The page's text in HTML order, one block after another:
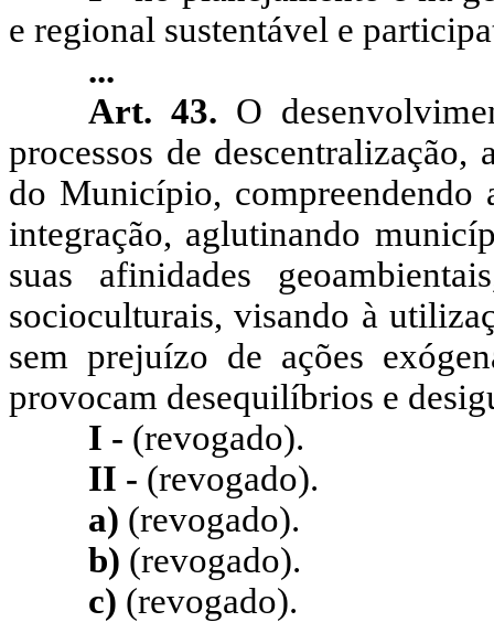
e regional sustentável e
...
Art. 43. O
processos de
do Município, compreendendo
integração, aglutinando
suas afinidades geoambientais
socioculturais, visando à
sem prejuízo de ações
provocam desequilíbrios e
I - (revogado).
II - (revogado).
a) (revogado).
b) (revogado).
c) (revogado).